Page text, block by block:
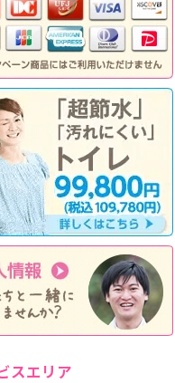
スエリア